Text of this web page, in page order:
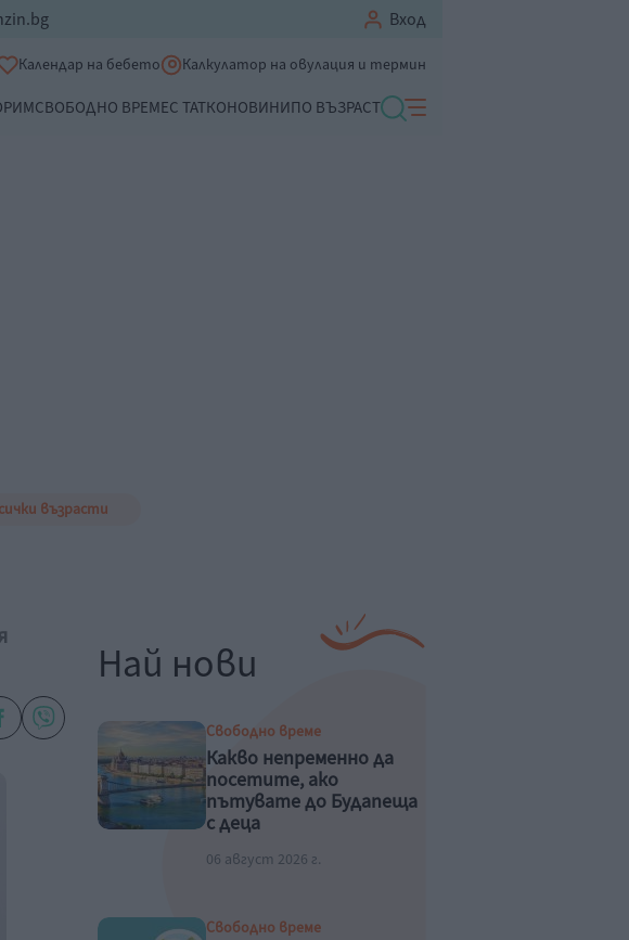
Вход
Календар на бебето Калкулатор на овулация и термин
СВОБОДНО ВРЕМЕС ТАТКОНОВИНИПО ВЪЗРАСТ
възрасти
Най нови
Свободно време
Какво непременно да
посетите, ако
пътувате до Будапеща
с деца
06 август 2026 г.
Свободно време